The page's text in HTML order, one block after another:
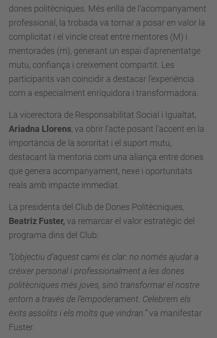
dones politècniques. Més enllà de l’acompanyament
professional, la trobada va tornar a posar en valor la
complicitat i el vincle creat entre mentores (M) i
mentorades (m), generant un espai d’aprenentatge
mutu, confiança i creixement compartit. Les
participants van coincidir a destacar l’experiència
com a especialment enriquidora i transformadora.
La vicerectora de Responsabilitat Social i Igualtat,
Ariadna Llorens, va obrir l’acte posant l’accent en la
importància de la sororitat i el suport mutu,
destacant la mentoria com una aliança entre dones
que genera acompanyament, nexe i oportunitats
reals amb impacte immediat.
La presidenta del Club de Dones Politècniques,
Beatriz Fuster,va remarcar el valor estratègic del
programa dins del Club:
“L’objectiu d’aquest camí és clar: no només ajudar a
créixer personal i professionalment a les dones
politècniques més joves, sinó transformar el nostre
entorn a través de l’empoderament. Celebrem els
èxits assolits i els molts que vindran.”va manifestar
Fuster.